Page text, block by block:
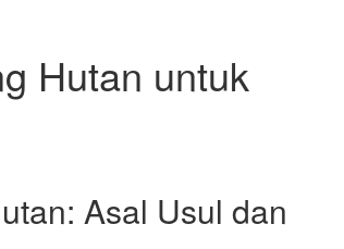
Hutan untuk
Asal Usul dan